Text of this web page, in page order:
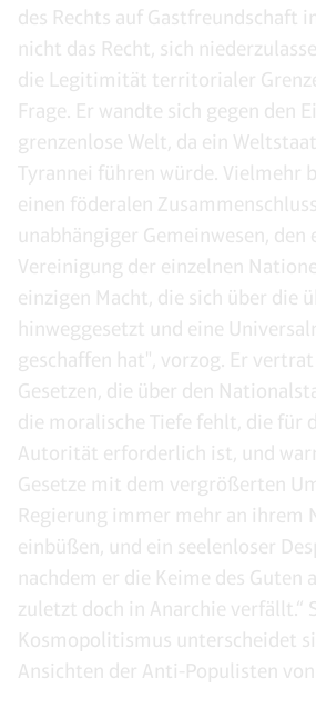
des Rechts auf Gastfreundschaft
nicht das Recht, sich
die Legitimität territorialer
Frage. Er wandte sich gegen den
grenzenlose Welt, da ein
Tyrannei führen würde. Vielmehr
einen föderalen
unabhängiger Gemeinwesen, den
Vereinigung der einzelnen
einzigen Macht, die sich über die
hinweggesetzt und eine
geschaffen hat", vorzog. Er
Gesetzen, die über den
die moralische Tiefe fehlt, die für
Autorität erforderlich ist, und
Gesetze mit dem vergrößerten
Regierung immer mehr an ihrem
einbüßen, und ein seelenloser
nachdem er die Keime des Guten
zuletzt doch in Anarchie verfällt.“
Kosmopolitismus unterscheidet
Ansichten der Anti-Populisten von